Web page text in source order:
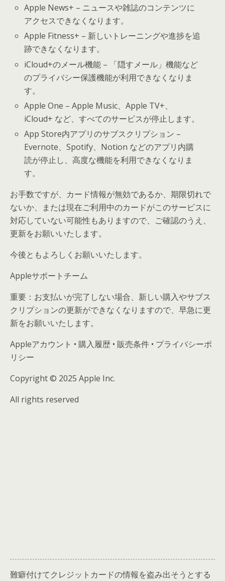
Apple News+ – ニュースや雑誌のコンテンツに
アクセスできなくなります。
Apple Fitness+ – 新しいトレーニングや進捗を追
跡できなくなります。
iCloud+のメール機能 – 「隠すメール」機能など
のプライバシー保護機能が利用できなくなりま
す。
Apple One – Apple Music、Apple TV+、
iCloud+ など、すべてのサービスが停止します。
App Store内アプリのサブスクリプション –
Evernote、Spotify、Notion などのアプリ内購
読が停止し、高度な機能を利用できなくなりま
す。
お手数ですが、カード情報が無効であるか、期限切れで
ないか、または現在ご利用中のカードがこのサービスに
対応していない可能性もありますので、ご確認のうえ、
更新をお願いいたします。
今後ともよろしくお願いいたします。
Appleサポートチーム
重要：お支払いが完了しない場合、新しい購入やサブス
クリプションの更新ができなくなりますので、早急に更
新をお願いいたします。
Appleアカウント • 購入履歴 • 販売条件 • プライバシーポ
リシー
Copyright © 2025 Apple Inc.
All rights reserved
難癖付けてクレジットカードの情報を盗み出そうとする